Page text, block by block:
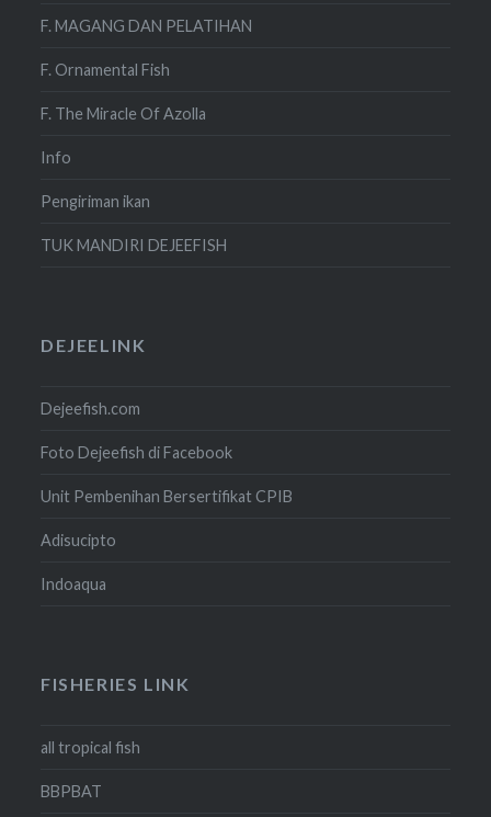
F. MAGANG DAN PELATIHAN
F. Ornamental Fish
F. The Miracle Of Azolla
Info
Pengiriman ikan
TUK MANDIRI DEJEEFISH
DEJEELINK
Dejeefish.com
Foto Dejeefish di Facebook
Unit Pembenihan Bersertifikat CPIB
Adisucipto
Indoaqua
FISHERIES LINK
all tropical fish
BBPBAT